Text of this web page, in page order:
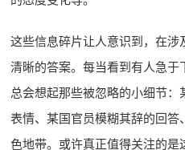
这些信息碎片让人意识到，在
清晰的答案。每当看到有人急于
总会想起那些被忽略的小细节
表情、某国官员模糊其辞的回
色地带。或许真正值得关注的是